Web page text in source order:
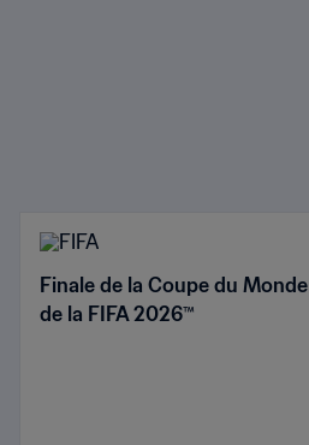
Finale de la Coupe du Monde
de la FIFA 2026™